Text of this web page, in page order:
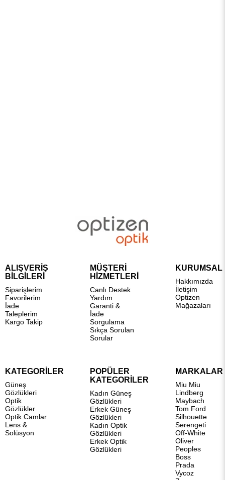
ALIŞVERİŞ
BİLGİLERİ
Siparişlerim
Favorilerim
İade
Taleplerim
Kargo Takip
MÜŞTERİ
HİZMETLERİ
Canlı Destek
Yardım
Garanti &
İade
Sorgulama
Sıkça Sorulan
Sorular
KURUMSAL
Hakkımızda
İletişim
Optizen
Mağazaları
KATEGORİLER
Güneş
Gözlükleri
Optik
Gözlükler
Optik Camlar
Lens &
Solüsyon
POPÜLER
KATEGORİLER
Kadın Güneş
Gözlükleri
Erkek Güneş
Gözlükleri
Kadın Optik
Gözlükleri
Erkek Optik
Gözlükleri
MARKALAR
Miu Miu
Lindberg
Maybach
Tom Ford
Silhouette
Serengeti
Off-White
Oliver
Peoples
Boss
Prada
Vycoz